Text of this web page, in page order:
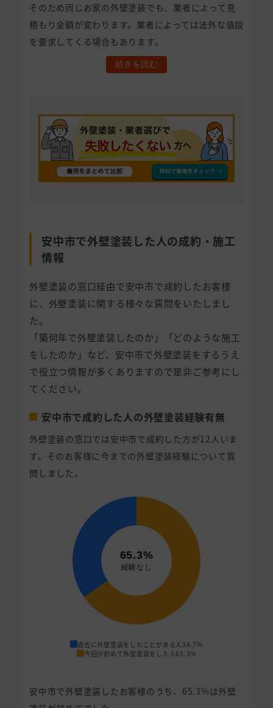
そのため同じお家の外壁塗装でも、業者によって見
積もり金額が変わります。業者によっては法外な値段
を要求してくる場合もあります。
続きを読む
安中市で外壁塗装した人の成約・施工
情報
外壁塗装の窓口経由で安中市で成約したお客様
に、外壁塗装に関する様々な質問をいたしまし
た。
「築何年で外壁塗装したのか」「どのような施工
をしたのか」など、安中市で外壁塗装をするうえ
で役立つ情報が多くありますので是非ご参考にし
てください。
安中市で成約した人の外壁塗装経験有無
外壁塗装の窓口では安中市で成約した方が12人いま
す。そのお客様に今までの外壁塗装経験について質
問しました。
過去に外壁塗装をしたことがある人 34.7%
今回が初めて外壁塗装をした人65.3%
安中市で外壁塗装したお客様のうち、65.3%は外壁